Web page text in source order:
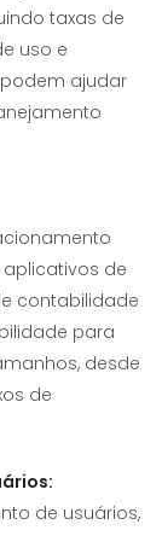
taxas de
uso e
ajudar
de
contabilidade
para
desde
de
de usuários,